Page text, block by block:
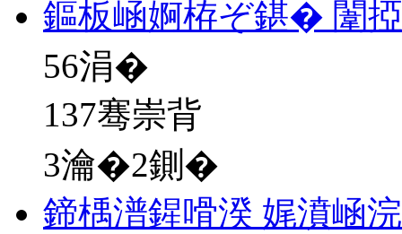
鏂板崡婀栫ぞ鍖� 闈
56涓�
137骞崇背
3瀹�2鍘�
鍗楀潽鍟嗗湀 娓濆崡